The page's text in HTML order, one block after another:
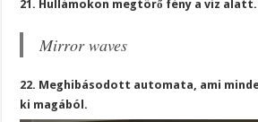
21. Hullámokon megtörő fény a víz alatt.
Mirror waves
22. Meghibásodott automata, ami
ki magából.